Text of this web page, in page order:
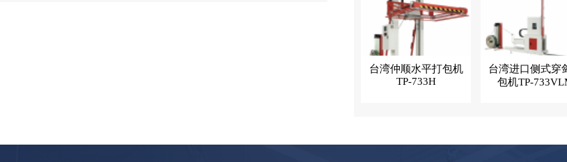
台湾仲顺水平打包机
TP-733H
台湾进口侧式穿
包机TP-